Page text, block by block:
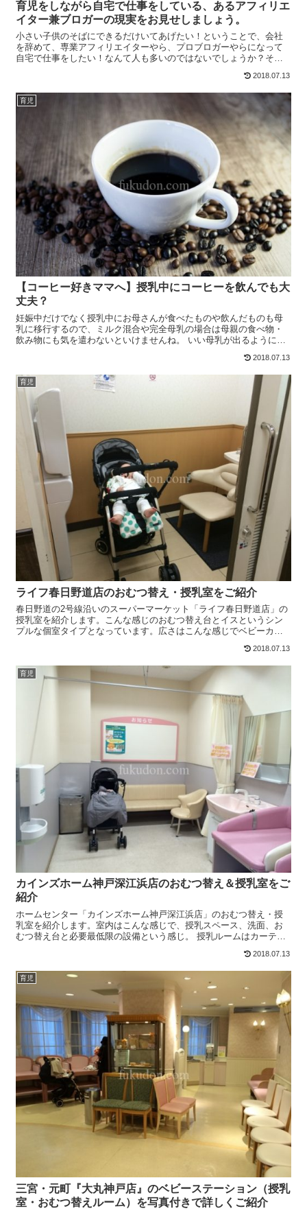
育児をしながら自宅で仕事をしている、あるアフィリエ
イター兼ブロガーの現実をお見せしましょう。
小さい子供のそばにできるだけいてあげたい！ということで、会社
を辞めて、専業アフィリエイターやら、プロブロガーやらになって
自宅で仕事をしたい！なんて人も多いのではないでしょうか？そん
2018.07.13
育児
【コーヒー好きママへ】授乳中にコーヒーを飲んでも大
丈夫？
妊娠中だけでなく授乳中にお母さんが食べたものや飲んだものも母
乳に移行するので、ミルク混合や完全母乳の場合は母親の食べ物・
飲み物にも気を遣わないといけませんね。 いい母乳が出るように乳
2018.07.13
育児
ライフ春日野道店のおむつ替え・授乳室をご紹介
春日野道の2号線沿いのスーパーマーケット「ライフ春日野道店」の
授乳室を紹介します。こんな感じのおむつ替え台とイスというシン
プルな個室タイプとなっています。広さはこんな感じでベビーカー
2018.07.13
育児
カインズホーム神戸深江浜店のおむつ替え＆授乳室をご
紹介
ホームセンター「カインズホーム神戸深江浜店」のおむつ替え・授
乳室を紹介します。室内はこんな感じで、授乳スペース、洗面、お
むつ替え台と必要最低限の設備という感じ。 授乳ルームはカーテン
2018.07.13
育児
三宮・元町『大丸神戸店』のベビーステーション（授乳
室・おむつ替えルーム）を写真付きで詳しくご紹介